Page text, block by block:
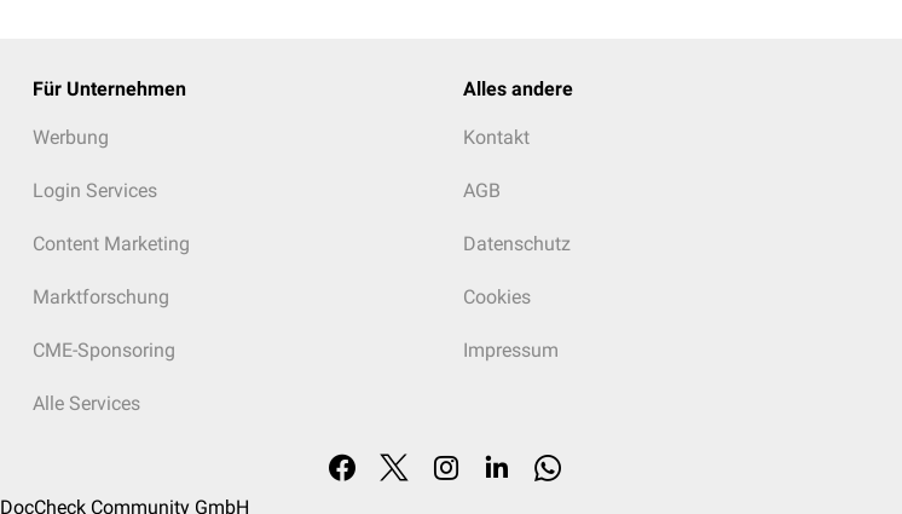
Für Unternehmen
Werbung
Login Services
Content Marketing
Marktforschung
CME-Sponsoring
Alle Services
Alles andere
Kontakt
AGB
Datenschutz
Cookies
Impressum
DocCheck Community GmbH